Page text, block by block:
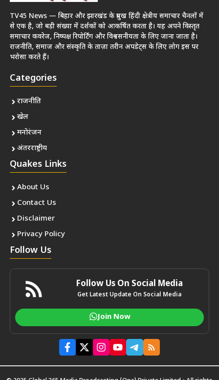
TV45 News — बिहार और झारखंड के प्रमुख हिंदी क्षेत्रीय समाचार चैनलों में
से एक है, जो बड़ी संख्या में दर्शकों को आकर्षित करता है। यह अपने विस्तृत
समाचार कवरेज, निष्पक्ष रिपोर्टिंग और विश्वसनीयता के लिए जाना जाता है।
राजनीति, समाज और संस्कृति के ताज़ा तरीन अपडेट्स के लिए लोग इस पर
भरोसा करते हैं।
Categories
राजनीति
खेल
मनोरंजन
अंतरराष्ट्रीय
Quakes Links
About Us
Contact Us
Disclaimer
Privacy Policy
Follow Us
Follow Us On Social Media
Get Latest Update On Social Media
Join Now